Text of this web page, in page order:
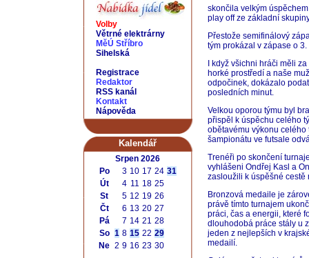
Volby
Větrné elektrárny
MěÚ Stříbro
Sihelská
Registrace
Redaktor
RSS kanál
Kontakt
Nápověda
Kalendář
Srpen 2026
Po
3 10 17 24 31
Út
4 11 18 25
St
5 12 19 26
Čt
6 13 20 27
Pá
7 14 21 28
So 1 8 15 22 29
Ne 2 9 16 23 30
skončila velkým
play off ze základní
Přestože semifinálový
tým prokázal v zápase o
I když všichni hráči měli
horké prostředí a naše
odpočinek, dokázalo
posledních minut.
Velkou oporou týmu byl
přispěl k úspěchu celého
obětavému výkonu
šampionátu ve futsale
Trenéři po skončení
vyhlášeni Ondřej Kasl a
zasloužili k úspěšné cestě
Bronzová medaile je
právě tímto turnajem
práci, čas a energii, které
dlouhodobá práce stály u
jeden z nejlepších v
medailí.